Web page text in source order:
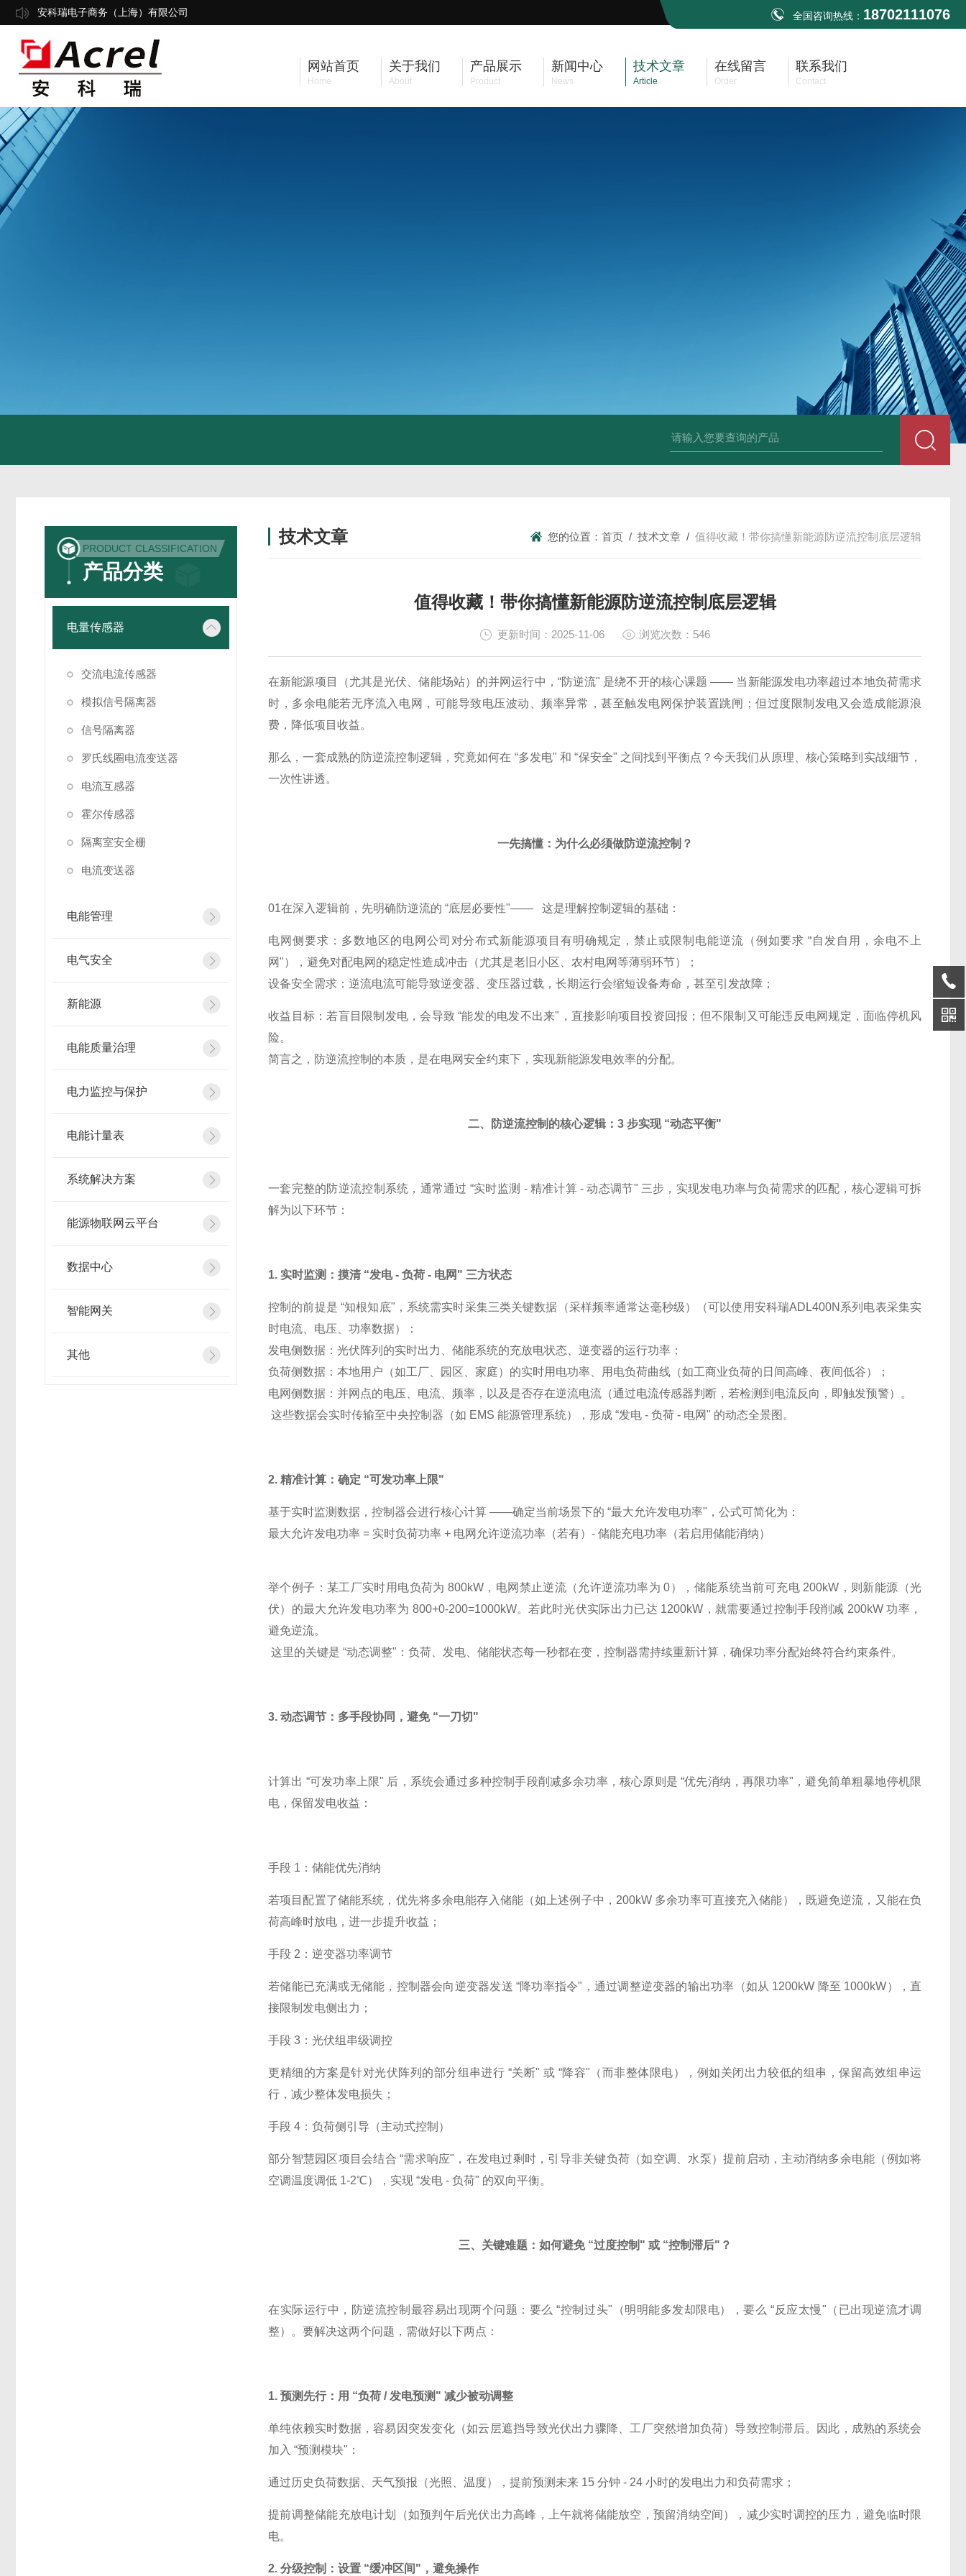
安科瑞电子商务（上海）有限公司 全国咨询热线： 18702111076
网站首页
Home
关于我们
About
产品展示
Product
新闻中心
News
技术文章
Article
在线留言
Order
联系我们
Contact
PRODUCT CLASSIFICATION
产品分类
电量传感器
交流电流传感器
模拟信号隔离器
信号隔离器
罗氏线圈电流变送器
电流互感器
霍尔传感器
隔离室安全栅
电流变送器
电能管理
电气安全
新能源
电能质量治理
电力监控与保护
电能计量表
系统解决方案
能源物联网云平台
数据中心
智能网关
其他
技术文章 您的位置： 首页 / 技术文章 / 值得收藏！带你搞懂新能源防逆流控制底层逻辑
值得收藏！带你搞懂新能源防逆流控制底层逻辑
更新时间：2025-11-06 浏览次数：546
在新能源项目（尤其是光伏、储能场站）的并网运行中，“防逆流" 是绕不开的核心课题 —— 当新能源发电功率超过本地负荷需求
时，多余电能若无序流入电网，可能导致电压波动、频率异常，甚至触发电网保护装置跳闸；但过度限制发电又会造成能源浪
费，降低项目收益。
那么，一套成熟的防逆流控制逻辑，究竟如何在 “多发电" 和 “保安全" 之间找到平衡点？今天我们从原理、核心策略到实战细节，
一次性讲透。
一先搞懂：为什么必须做防逆流控制？
01在深入逻辑前，先明确防逆流的 “底层必要性"—— 这是理解控制逻辑的基础：
电网侧要求：多数地区的电网公司对分布式新能源项目有明确规定，禁止或限制电能逆流（例如要求 “自发自用，余电不上
网"），避免对配电网的稳定性造成冲击（尤其是老旧小区、农村电网等薄弱环节）；
设备安全需求：逆流电流可能导致逆变器、变压器过载，长期运行会缩短设备寿命，甚至引发故障；
收益目标：若盲目限制发电，会导致 “能发的电发不出来"，直接影响项目投资回报；但不限制又可能违反电网规定，面临停机风
险。
简言之，防逆流控制的本质，是在电网安全约束下，实现新能源发电效率的分配。
二、防逆流控制的核心逻辑：3 步实现 “动态平衡"
一套完整的防逆流控制系统，通常通过 “实时监测 - 精准计算 - 动态调节" 三步，实现发电功率与负荷需求的匹配，核心逻辑可拆
解为以下环节：
1. 实时监测：摸清 “发电 - 负荷 - 电网" 三方状态
控制的前提是 “知根知底"，系统需实时采集三类关键数据（采样频率通常达毫秒级）（可以使用安科瑞ADL400N系列电表采集实
时电流、电压、功率数据）：
发电侧数据：光伏阵列的实时出力、储能系统的充放电状态、逆变器的运行功率；
负荷侧数据：本地用户（如工厂、园区、家庭）的实时用电功率、用电负荷曲线（如工商业负荷的日间高峰、夜间低谷）；
电网侧数据：并网点的电压、电流、频率，以及是否存在逆流电流（通过电流传感器判断，若检测到电流反向，即触发预警）。
这些数据会实时传输至中央控制器（如 EMS 能源管理系统），形成 “发电 - 负荷 - 电网" 的动态全景图。
2. 精准计算：确定 “可发功率上限"
基于实时监测数据，控制器会进行核心计算 ——确定当前场景下的 “最大允许发电功率"，公式可简化为：
最大允许发电功率 = 实时负荷功率 + 电网允许逆流功率（若有）- 储能充电功率（若启用储能消纳）
举个例子：某工厂实时用电负荷为 800kW，电网禁止逆流（允许逆流功率为 0），储能系统当前可充电 200kW，则新能源（光
伏）的最大允许发电功率为 800+0-200=1000kW。若此时光伏实际出力已达 1200kW，就需要通过控制手段削减 200kW 功率，
避免逆流。
这里的关键是 “动态调整"：负荷、发电、储能状态每一秒都在变，控制器需持续重新计算，确保功率分配始终符合约束条件。
3. 动态调节：多手段协同，避免 “一刀切"
计算出 “可发功率上限" 后，系统会通过多种控制手段削减多余功率，核心原则是 “优先消纳，再限功率"，避免简单粗暴地停机限
电，保留发电收益：
手段 1：储能优先消纳
若项目配置了储能系统，优先将多余电能存入储能（如上述例子中，200kW 多余功率可直接充入储能），既避免逆流，又能在负
荷高峰时放电，进一步提升收益；
手段 2：逆变器功率调节
若储能已充满或无储能，控制器会向逆变器发送 “降功率指令"，通过调整逆变器的输出功率（如从 1200kW 降至 1000kW），直
接限制发电侧出力；
手段 3：光伏组串级调控
更精细的方案是针对光伏阵列的部分组串进行 “关断" 或 “降容"（而非整体限电），例如关闭出力较低的组串，保留高效组串运
行，减少整体发电损失；
手段 4：负荷侧引导（主动式控制）
部分智慧园区项目会结合 “需求响应"，在发电过剩时，引导非关键负荷（如空调、水泵）提前启动，主动消纳多余电能（例如将
空调温度调低 1-2℃），实现 “发电 - 负荷" 的双向平衡。
三、关键难题：如何避免 “过度控制" 或 “控制滞后"？
在实际运行中，防逆流控制最容易出现两个问题：要么 “控制过头"（明明能多发却限电），要么 “反应太慢"（已出现逆流才调
整）。要解决这两个问题，需做好以下两点：
1. 预测先行：用 “负荷 / 发电预测" 减少被动调整
单纯依赖实时数据，容易因突发变化（如云层遮挡导致光伏出力骤降、工厂突然增加负荷）导致控制滞后。因此，成熟的系统会
加入 “预测模块"：
通过历史负荷数据、天气预报（光照、温度），提前预测未来 15 分钟 - 24 小时的发电出力和负荷需求；
提前调整储能充放电计划（如预判午后光伏出力高峰，上午就将储能放空，预留消纳空间），减少实时调控的压力，避免临时限
电。
2. 分级控制：设置 “缓冲区间"，避免操作